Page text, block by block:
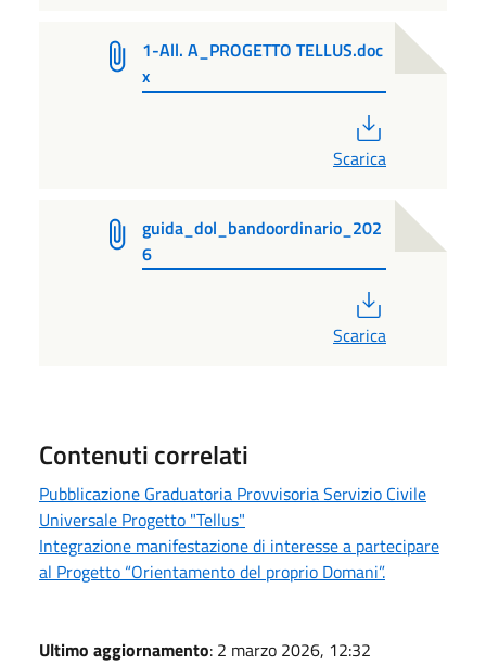
1-All. A_PROGETTO TELLUS.doc
x
Scarica
guida_dol_bandoordinario_202
6
Scarica
Contenuti correlati
Pubblicazione Graduatoria Provvisoria Servizio Civile
Universale Progetto "Tellus"
Integrazione manifestazione di interesse a partecipare
al Progetto “Orientamento del proprio Domani”.
Ultimo aggiornamento: 2 marzo 2026, 12:32